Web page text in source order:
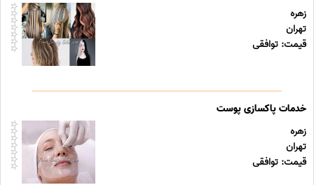
زهره
تهران
قیمت: توافقی
خدمات پاکسازی پوست
زهره
تهران
قیمت: توافقی